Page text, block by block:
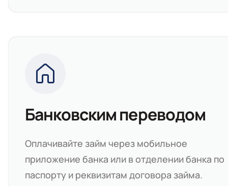
Банковским переводом
Оплачивайте займ через мобильное
приложение банка или в отделении банка по
паспорту и реквизитам договора займа.